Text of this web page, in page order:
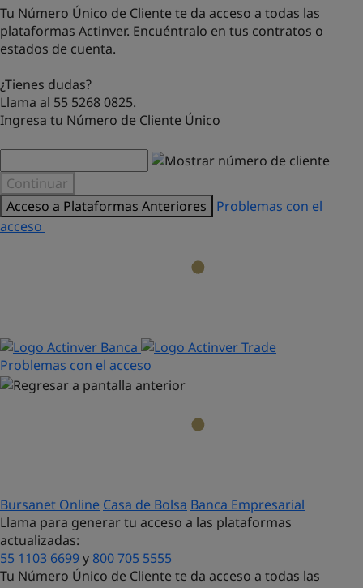
Tu Número Único de Cliente te da acceso a todas las
plataformas Actinver. Encuéntralo en tus contratos o
estados de cuenta.
¿Tienes dudas?
Llama al 55 5268 0825.
Ingresa tu Número de Cliente Único
Continuar
Acceso a Plataformas Anteriores
Problemas con el
acceso
Problemas con el acceso
Bursanet Online Casa de Bolsa Banca Empresarial
Llama para generar tu acceso a las plataformas
actualizadas:
55 1103 6699y 800 705 5555
Tu Número Único de Cliente te da acceso a todas las